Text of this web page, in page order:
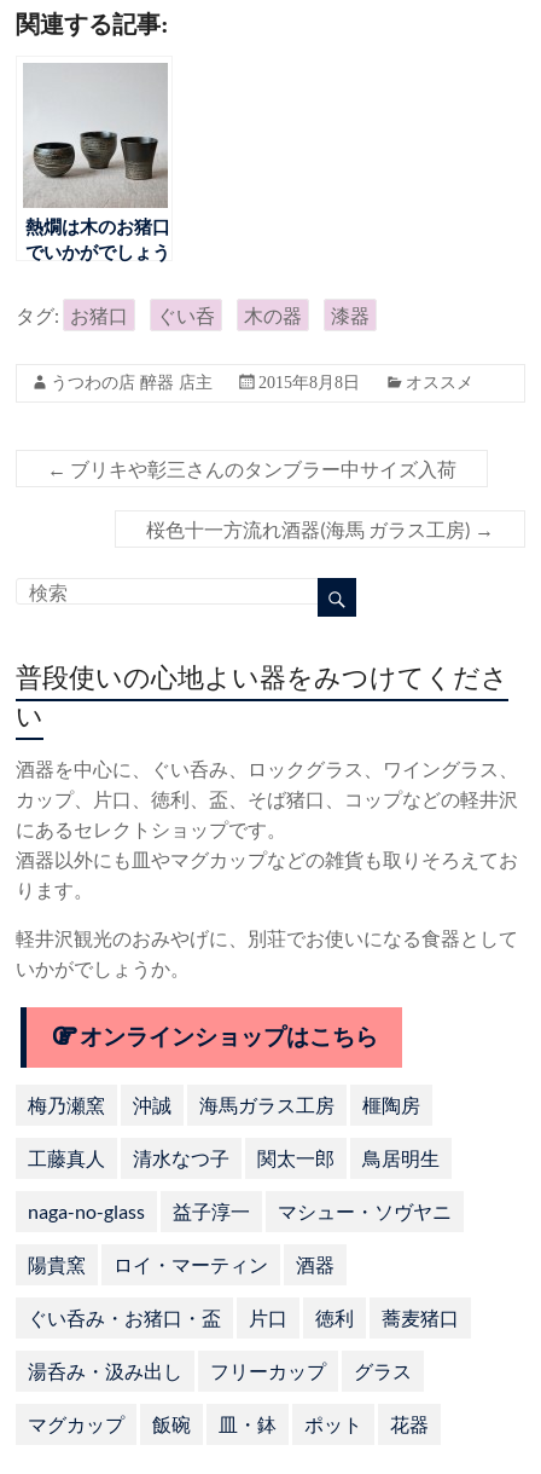
関連する記事:
熱燗は木のお猪口
でいかがでしょう
タグ: お猪口 ぐい呑 木の器 漆器
うつわの店 醉器 店主 2015年8月8日 オススメ
← ブリキや彰三さんのタンブラー中サイズ入荷
桜色十一方流れ酒器(海馬 ガラス工房) →
普段使いの心地よい器をみつけてくださ
い
酒器を中心に、ぐい呑み、ロックグラス、ワイングラス、
カップ、片口、徳利、盃、そば猪口、コップなどの軽井沢
にあるセレクトショップです。
酒器以外にも皿やマグカップなどの雑貨も取りそろえてお
ります。
軽井沢観光のおみやげに、別荘でお使いになる食器として
いかがでしょうか。
オンラインショップはこちら
梅乃瀬窯 沖誠 海馬ガラス工房 榧陶房
工藤真人 清水なつ子 関太一郎 鳥居明生
naga-no-glass 益子淳一 マシュー・ソヴヤニ
陽貴窯 ロイ・マーティン 酒器
ぐい呑み・お猪口・盃 片口 徳利 蕎麦猪口
湯呑み・汲み出し フリーカップ グラス
マグカップ 飯碗 皿・鉢 ポット 花器